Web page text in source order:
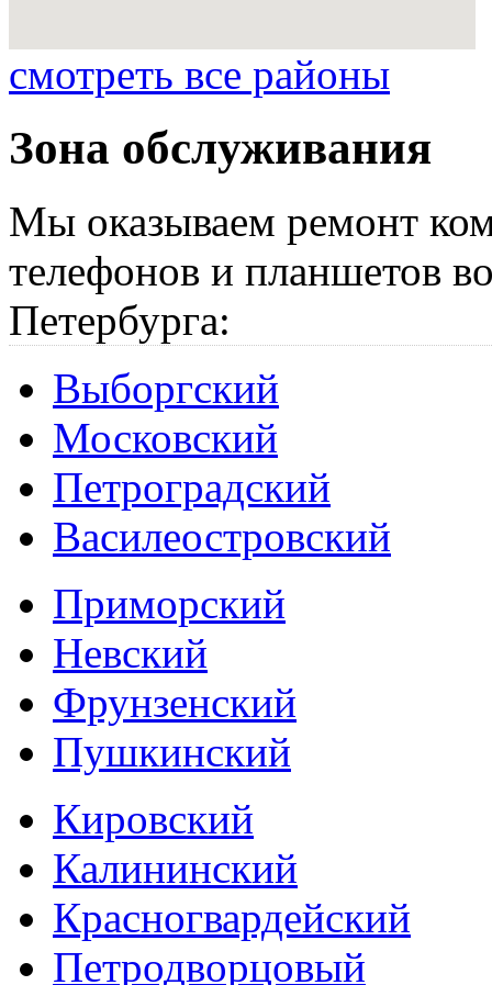
смотреть все районы
Зона обслуживания
Мы оказываем ремонт
телефонов и планшетов
Петербурга:
Выборгский
Московский
Петроградский
Василеостровский
Приморский
Невский
Фрунзенский
Пушкинский
Кировский
Калининский
Красногвардейский
Петродворцовый